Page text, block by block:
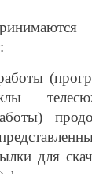
для
флеш-карте